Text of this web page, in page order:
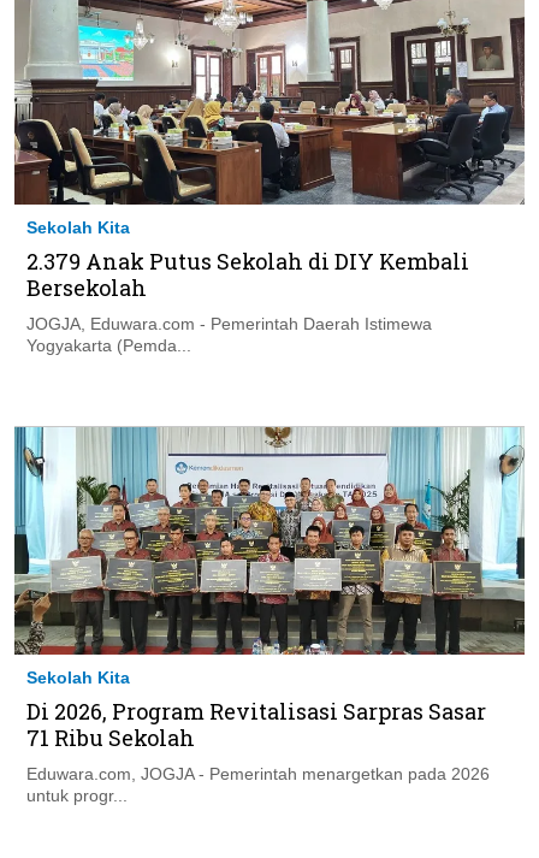
Sekolah Kita
2.379 Anak Putus Sekolah di DIY Kembali
Bersekolah
JOGJA, Eduwara.com - Pemerintah Daerah Istimewa
Yogyakarta (Pemda...
Sekolah Kita
Di 2026, Program Revitalisasi Sarpras Sasar
71 Ribu Sekolah
Eduwara.com, JOGJA - Pemerintah menargetkan pada 2026
untuk progr...